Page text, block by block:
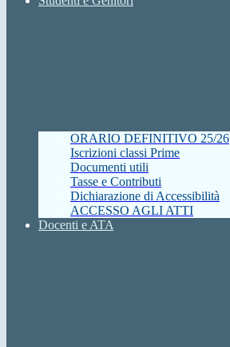
ORARIO DEFINITIVO 25/26
Iscrizioni classi Prime
Documenti utili
Tasse e Contributi
Dichiarazione di Accessibilità
ACCESSO AGLI ATTI
Docenti e ATA